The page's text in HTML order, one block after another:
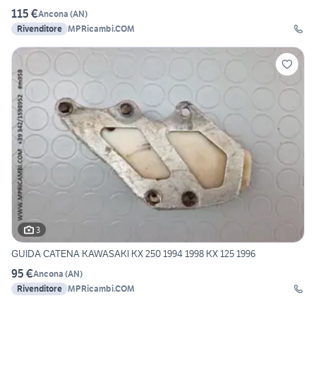
115 €Ancona (AN)
Rivenditore MPRicambi.COM
3
GUIDA CATENA KAWASAKI KX 250 1994 1998 KX 125 1996
95 €Ancona (AN)
Rivenditore MPRicambi.COM